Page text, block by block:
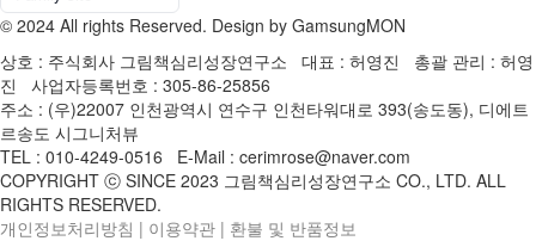
© 2024 All rights Reserved. Design by GamsungMON
상호 : 주식회사 그림책심리성장연구소 대표 : 허영진 총괄 관리 : 허영
진 사업자등록번호 : 305-86-25856
주소 : (우)22007 인천광역시 연수구 인천타워대로 393(송도동), 디에트
르송도 시그니처뷰
TEL : 010-4249-0516 E-Mail : cerimrose@naver.com
COPYRIGHT ⓒ SINCE 2023 그림책심리성장연구소 CO., LTD. ALL
RIGHTS RESERVED.
개인정보처리방침 | 이용약관 | 환불 및 반품정보